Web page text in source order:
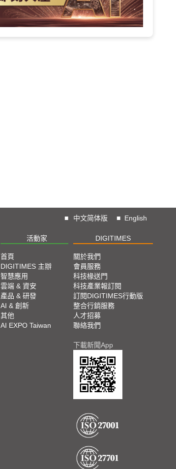
■ 中文简体版 ■ English
活動家 DIGITIMES
首頁
DIGITIMES 主辦
智慧應用
雲端 & 資安
產品 & 研發
AI & 創新
其他
AI EXPO Taiwan
關於我們
會員服務
科技椽送門
科技產業報訂閱
訂閱DIGITIMES行動版
整合行銷服務
人才招募
聯絡我們
下載新聞App